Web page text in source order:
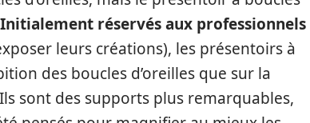
Initialement réservés aux professionnels
leurs créations), les présentoirs à
des boucles d’oreilles que sur la
sont des supports plus remarquables,